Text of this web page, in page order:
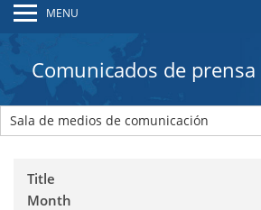
MENU
Comunicados de prensa
Sala de medios de comunicación
Title
Month